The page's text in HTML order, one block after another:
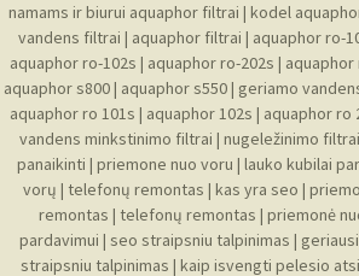
namams ir biurui aquaphor filtrai | kodel
vandens filtrai | aquaphor filtrai | aquaphor ro-
aquaphor ro-102s | aquaphor ro-202s | aquaphor
aquaphor s800| aquaphor s550| geriamo
aquaphor ro 101s | aquaphor 102s | aquaphor ro
vandens minkstinimo filtrai | nugeležinimo filtrai
panaikinti | priemone nuo voru | lauko kubilai
vorų | telefonų remontas | kas yra seo |
remontas | telefonų remontas | priemonė
pardavimui | seo straipsniu talpinimas |
straipsniu talpinimas | kaip isvengti pelesio